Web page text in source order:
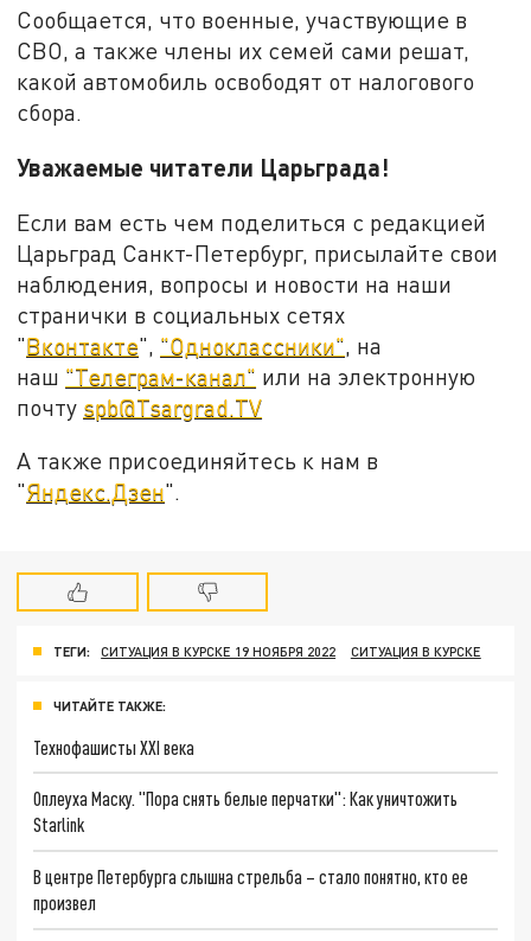
Сообщается, что военные, участвующие в
СВО, а также члены их семей сами решат,
какой автомобиль освободят от налогового
сбора.
Уважаемые читатели Царьграда!
Если вам есть чем поделиться с редакцией
Царьград Санкт-Петербург, присылайте свои
наблюдения, вопросы и новости на наши
странички в социальных сетях
"Вконтакте", "Одноклассники" , на
наш "Телеграм-канал" или на электронную
почту spb@Tsargrad.TV
А также присоединяйтесь к нам в
"Яндекс.Дзен".
ТЕГИ: СИТУАЦИЯ В КУРСКЕ 19 НОЯБРЯ 2022 СИТУАЦИЯ В КУРСКЕ
ЧИТАЙТЕ ТАКЖЕ:
Технофашисты XXI века
Оплеуха Маску. "Пора снять белые перчатки": Как уничтожить
Starlink
В центре Петербурга слышна стрельба – стало понятно, кто ее
произвел